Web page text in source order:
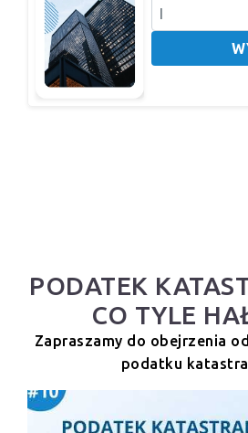
PODATEK
CO TYLE
Zapraszamy do obejrzenia
podatku